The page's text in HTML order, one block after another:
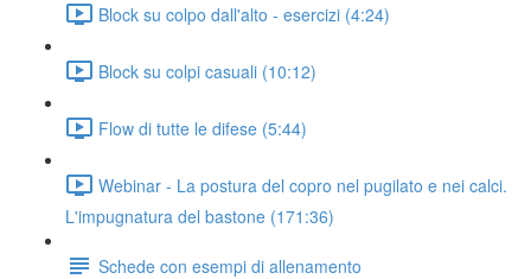
Block su colpo dall'alto - esercizi (4:24)
Block su colpi casuali (10:12)
Flow di tutte le difese (5:44)
Webinar - La postura del copro nel pugilato e nei calci.
L'impugnatura del bastone (171:36)
Schede con esempi di allenamento